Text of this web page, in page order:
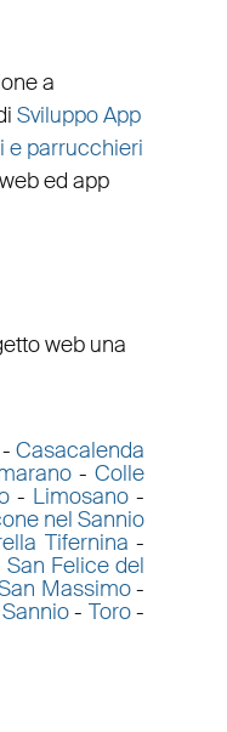
a
Sviluppo App
e parrucchieri
ed app
web una
-Casacalenda
-Colle
- Limosano -
nel Sannio
Tifernina -
San Felice del
Massimo-
- Toro-